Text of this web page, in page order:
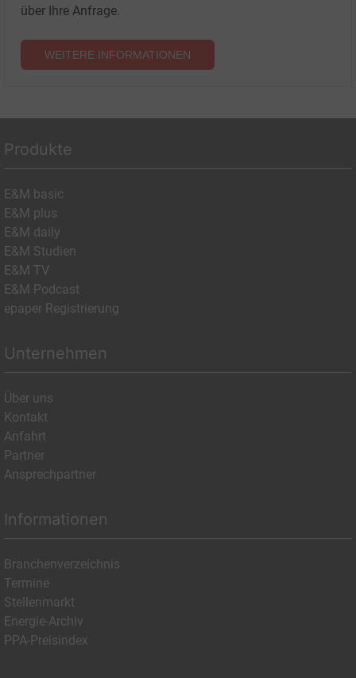
über Ihre Anfrage.
WEITERE INFORMATIONEN
Produkte
E&M basic
E&M plus
E&M daily
E&M Studien
E&M TV
E&M Podcast
epaper Registrierung
Unternehmen
Über uns
Kontakt
Anfahrt
Partner
Ansprechpartner
Informationen
Branchenverzeichnis
Termine
Stellenmarkt
Energie-Archiv
PPA-Preisindex